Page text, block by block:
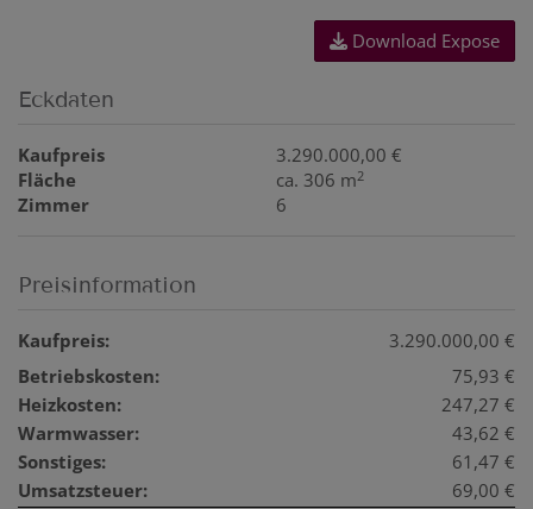
Download Expose
Eckdaten
Kaufpreis
3.290.000,00 €
Fläche
ca. 306 m2
Zimmer 6
Preisinformation
Kaufpreis:
3.290.000,00 €
Betriebskosten:
75,93 €
Heizkosten:
247,27 €
Warmwasser:
43,62 €
Sonstiges:
61,47 €
Umsatzsteuer:
69,00 €